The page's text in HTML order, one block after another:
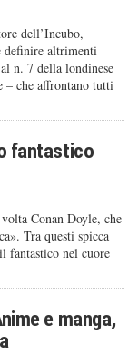
dell’Incubo,
definire altrimenti
n. 7 della londinese
– che affrontano tutti
fantastico
Conan Doyle, che
Tra questi spicca
fantastico nel cuore
e manga,